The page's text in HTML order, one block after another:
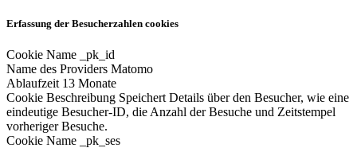
Erfassung der Besucherzahlen cookies
Cookie Name
_pk_id
Name des Providers Matomo
Ablaufzeit 13 Monate
Cookie Beschreibung Speichert Details über den Besucher, wie eine
eindeutige Besucher-ID, die Anzahl der Besuche und Zeitstempel
vorheriger Besuche.
Cookie Name
_pk_ses